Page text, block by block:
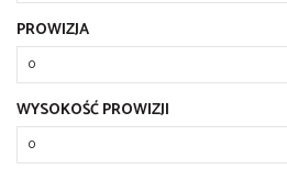
PROWIZJA
WYSOKOŚĆ PROWIZJI